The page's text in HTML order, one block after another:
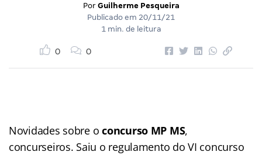
Por Guilherme Pesqueira
Publicado em 20/11/21
1 min. de leitura
0 0
Novidades sobre oconcurso MP MS,
concurseiros. Saiu o regulamento do VI concurso